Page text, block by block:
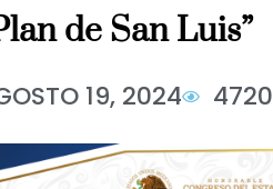
de San Luis”
19, 2024 4720